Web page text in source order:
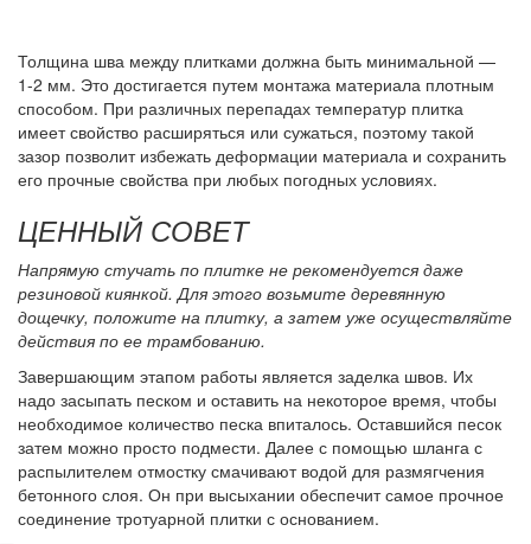
Толщина шва между плитками должна быть минимальной —
1-2 мм. Это достигается путем монтажа материала плотным
способом. При различных перепадах температур плитка
имеет свойство расширяться или сужаться, поэтому такой
зазор позволит избежать деформации материала и сохранить
его прочные свойства при любых погодных условиях.
ЦЕННЫЙ СОВЕТ
Напрямую стучать по плитке не рекомендуется даже
резиновой киянкой. Для этого возьмите деревянную
дощечку, положите на плитку, а затем уже осуществляйте
действия по ее трамбованию.
Завершающим этапом работы является заделка швов. Их
надо засыпать песком и оставить на некоторое время, чтобы
необходимое количество песка впиталось. Оставшийся песок
затем можно просто подмести. Далее с помощью шланга с
распылителем отмостку смачивают водой для размягчения
бетонного слоя. Он при высыхании обеспечит самое прочное
соединение тротуарной плитки с основанием.